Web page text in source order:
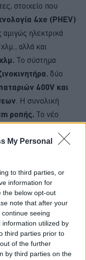
My Personal
to third parties, or
information for
the below opt-out
note that after your
seeing
utilized by
third parties prior to
of the further
by third parties on the
στοιχείο που
4xe (PHEV)
ηλεκτρικά
αλλά και
Το σύστημα
, δύο
400V και
. Η συνολική
ροπής. Το νέο
είναι και η έκδοση
δοκιμασίες
αποκλειστικά με
διαθέσιμα
Trac II και
προηγμένο σύστημα
Cherokee 4xe
ρυμούλκησης που